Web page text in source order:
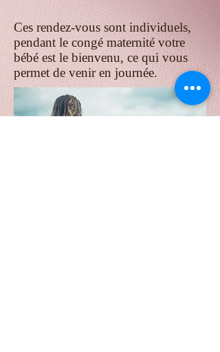
Ces rendez-vous sont individuels,
pendant le congé maternité votre
bébé est le bienvenu, ce qui vous
permet de venir en journée.